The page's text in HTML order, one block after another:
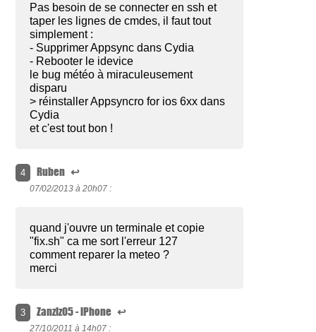
Pas besoin de se connecter en ssh et
taper les lignes de cmdes, il faut tout
simplement :
- Supprimer Appsync dans Cydia
- Rebooter le idevice
le bug météo à miraculeusement
disparu
> réinstaller Appsyncro for ios 6xx dans
Cydia
et c'est tout bon !
4 Ruben ↩
07/02/2013 à 20h07 :
quand j'ouvre un terminale et copie
"fix.sh" ca me sort l'erreur 127
comment reparer la meteo ?
merci
3 Zanziz05 - iPhone ↩
27/10/2011 à 14h07 :